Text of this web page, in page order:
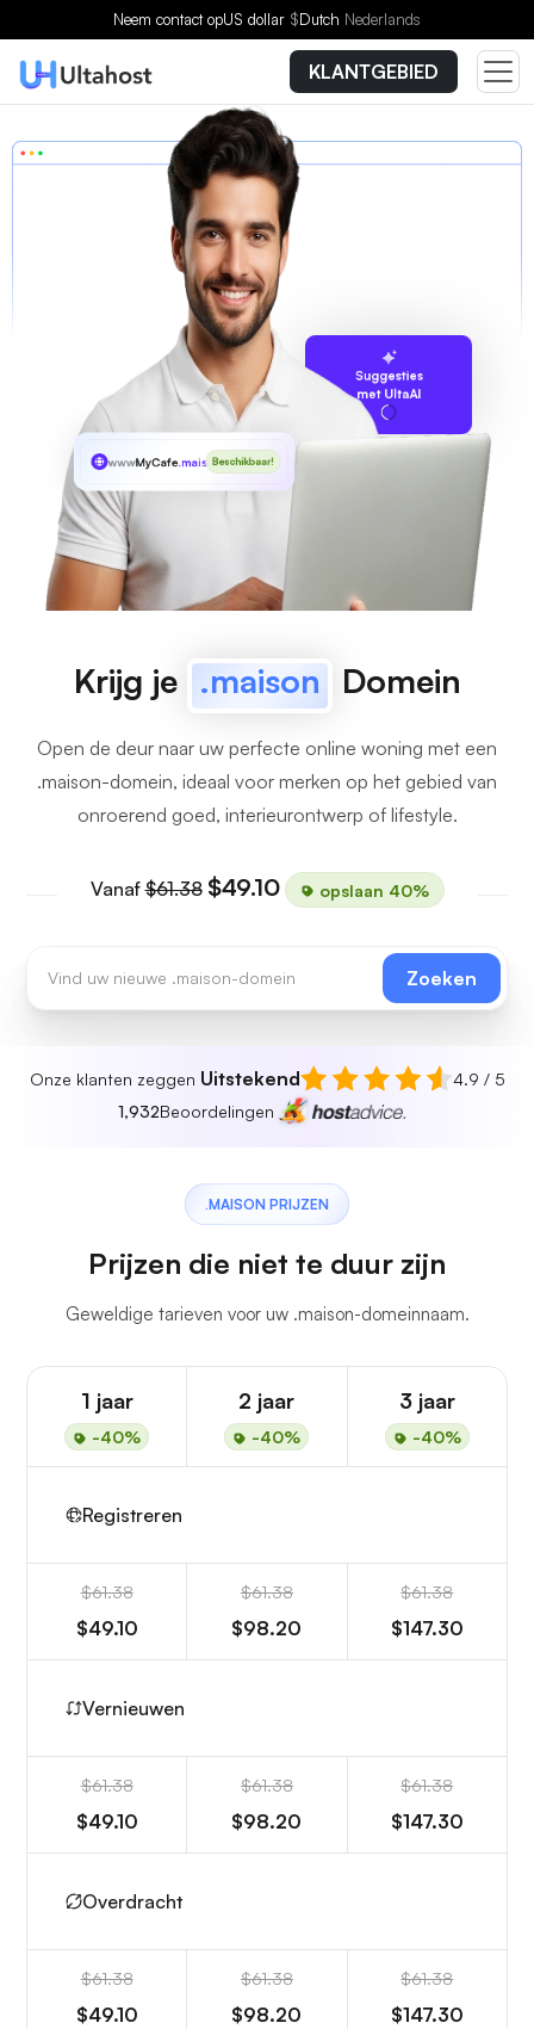
Neem contact opUS dollar $Dutch Nederlands
KLANTGEBIED
Suggesties
met UltaAI
wwwMyCafe.maisonBeschikbaar!
Krijg je .maison Domein
Open de deur naar uw perfecte online woning met een
.maison-domein, ideaal voor merken op het gebied van
onroerend goed, interieurontwerp of lifestyle.
Vanaf$61.38 $49.10 opslaan 40%
Zoeken
Onze klanten zeggen Uitstekend
4.9 / 5
1,932Beoordelingen
.MAISON PRIJZEN
Prijzen die niet te duur zijn
Geweldige tarieven voor uw .maison-domeinnaam.
1 jaar
-40%
2 jaar
-40%
3 jaar
-40%
Registreren
$61.38
$49.10
$61.38
$98.20
$61.38
$147.30
Vernieuwen
$61.38
$49.10
$61.38
$98.20
$61.38
$147.30
Overdracht
$61.38
$49.10
$61.38
$98.20
$61.38
$147.30